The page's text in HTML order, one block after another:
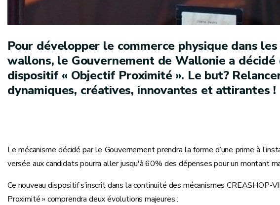
Pour développer le commerce physique dans
wallons, le Gouvernement de Wallonie a
dispositif « Objectif Proximité ». Le but?
dynamiques, créatives, innovantes et attirantes !
Le mécanisme décidé par le Gouvernement prendra la forme d’une prime à
versée aux candidats pourra aller jusqu'à 60% des dépenses pour un montant
Ce nouveau dispositif s’inscrit dans la continuité des mécanismes
Proximité » comprendra deux évolutions majeures :